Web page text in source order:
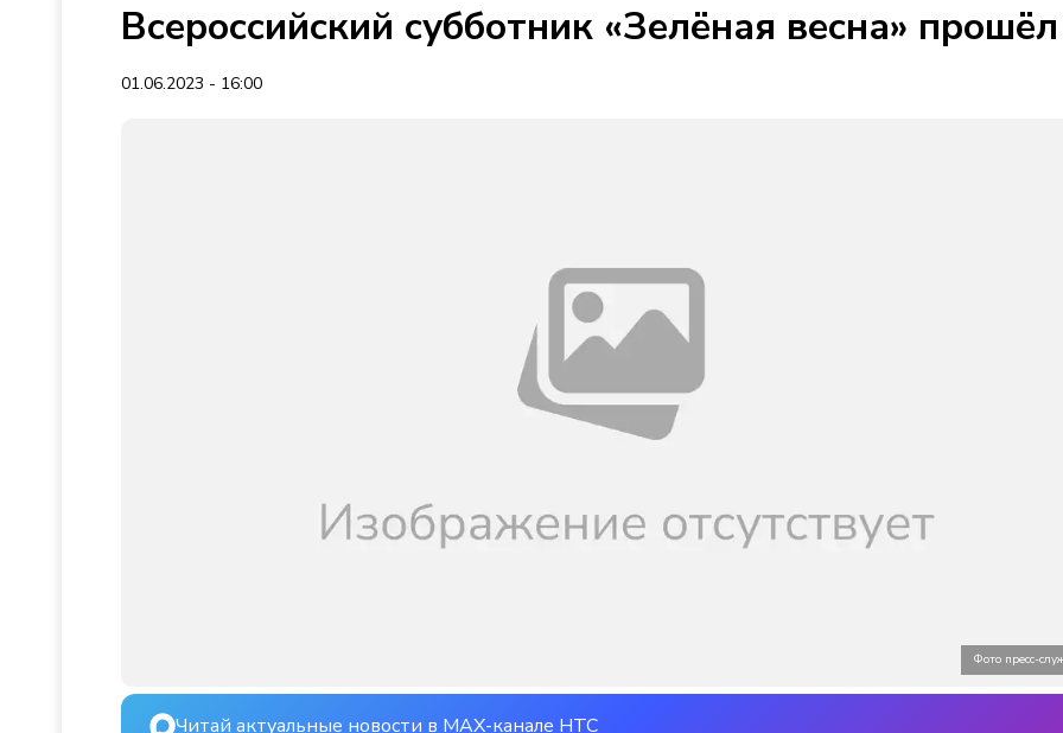
Всероссийский субботник «Зелёная весна»
01.06.2023 - 16:00
Фото пресс-
Читай актуальные новости в MAX-канале НТС